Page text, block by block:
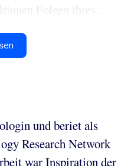
Folgen ihres...
und beriet als
Research Network
war Inspiration der